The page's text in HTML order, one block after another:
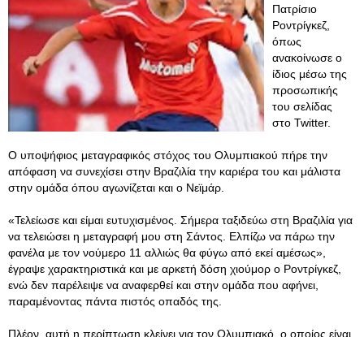
Πατρίσιο
Ροντρίγκεζ,
όπως
ανακοίνωσε ο
ίδιος μέσω της
προσωπικής
του σελίδας
στο Twitter.
Ο υποψήφιος μεταγραφικός στόχος του Ολυμπιακού πήρε την
απόφαση να συνεχίσει στην Βραζιλία την καριέρα του και μάλιστα
στην ομάδα όπου αγωνίζεται και ο Νεϊμάρ.
«Τελείωσε και είμαι ευτυχισμένος. Σήμερα ταξιδεύω στη Βραζιλία για
να τελειώσει η μεταγραφή μου στη Σάντος. Ελπίζω να πάρω την
φανέλα με τον νούμερο 11 αλλιώς θα φύγω από εκεί αμέσως»,
έγραψε χαρακτηριστικά και με αρκετή δόση χιούμορ ο Ροντρίγκεζ,
ενώ δεν παρέλειψε να αναφερθεί και στην ομάδα που αφήνει,
παραμένοντας πάντα πιστός οπαδός της.
Πλέον, αυτή η περίπτωση κλείνει για τον Ολυμπιακό, ο οποίος είναι